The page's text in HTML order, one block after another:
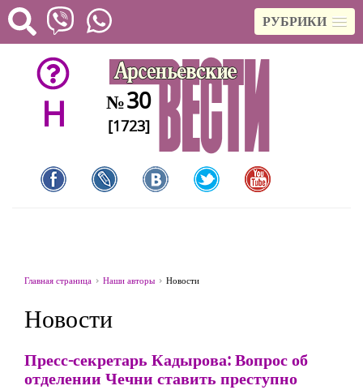
РУБРИКИ
H №30
[1723]
Главная страница Наши авторы Новости
Новости
Пресс-секретарь Кадырова: Вопрос об
отделении Чечни ставить преступно